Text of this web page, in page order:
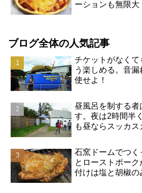
ーションも無限大
ブログ全体の人気記事
チケットがなくて
う楽しめる。音
使せよ！
昼風呂を制する者
す。夜は2時間半
も昼ならスッカス
石窯ドームでつ
とローストポー
付けは塩と胡椒の